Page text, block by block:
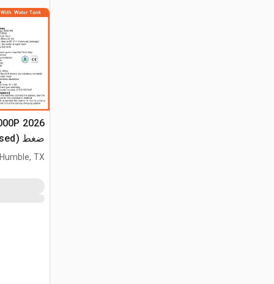
ضغط (Unused)
TX